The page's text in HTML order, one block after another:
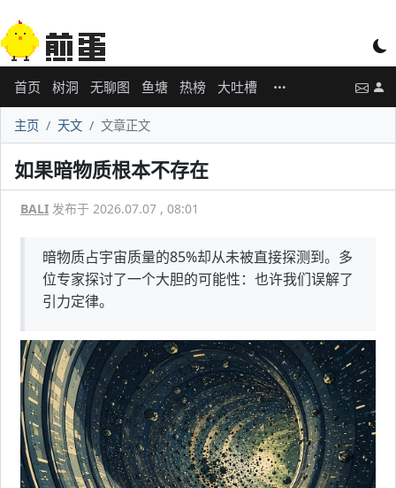
首页 树洞 无聊图 鱼塘 热榜 大吐槽
主页 天文 文章正文
如果暗物质根本不存在
BALI 发布于 2026.07.07 , 08:01
暗物质占宇宙质量的85%却从未被直接探测到。多
位专家探讨了一个大胆的可能性：也许我们误解了
引力定律。